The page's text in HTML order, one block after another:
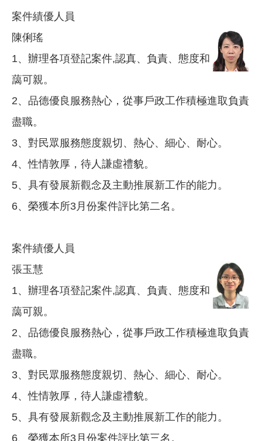
案件績優人員
陳俐瑤
1、辦理各項登記案件,認真、負責、態度和
藹可親。
2、品德優良服務熱心，從事戶政工作積極進取負責
盡職。
3、對民眾服務態度親切、熱心、細心、耐心。
4、性情敦厚，待人謙虛禮貌。
5、具有發展新觀念及主動推展新工作的能力。
6、榮獲本所3月份案件評比第二名。
案件績優人員
張玉慧
1、辦理各項登記案件,認真、負責、態度和
藹可親。
2、品德優良服務熱心，從事戶政工作積極進取負責
盡職。
3、對民眾服務態度親切、熱心、細心、耐心。
4、性情敦厚，待人謙虛禮貌。
5、具有發展新觀念及主動推展新工作的能力。
6、榮獲本所3月份案件評比第三名。